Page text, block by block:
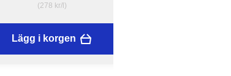
(278 kr/l)
Lägg i korgen